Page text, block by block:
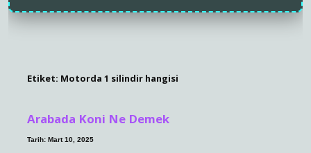
Etiket: Motorda 1 silindir hangisi
Arabada Koni Ne Demek
Tarih: Mart 10, 2025